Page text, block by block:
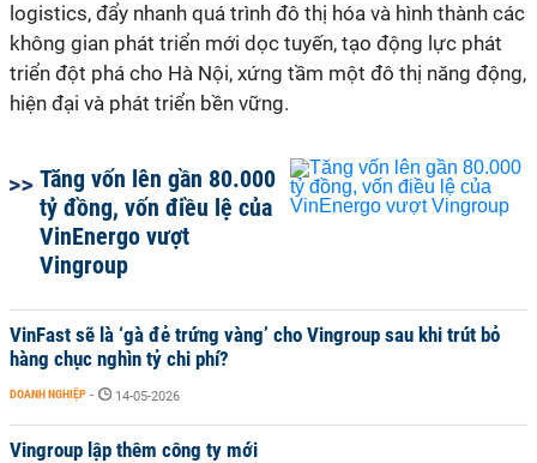
logistics, đẩy nhanh quá trình đô thị hóa và hình thành các
không gian phát triển mới dọc tuyến, tạo động lực phát
triển đột phá cho Hà Nội, xứng tầm một đô thị năng động,
hiện đại và phát triển bền vững.
Tăng vốn lên gần 80.000
tỷ đồng, vốn điều lệ của
VinEnergo vượt
Vingroup
VinFast sẽ là ‘gà đẻ trứng vàng’ cho Vingroup sau khi trút bỏ
hàng chục nghìn tỷ chi phí?
DOANH NGHIỆP - 14-05-2026
Vingroup lập thêm công ty mới